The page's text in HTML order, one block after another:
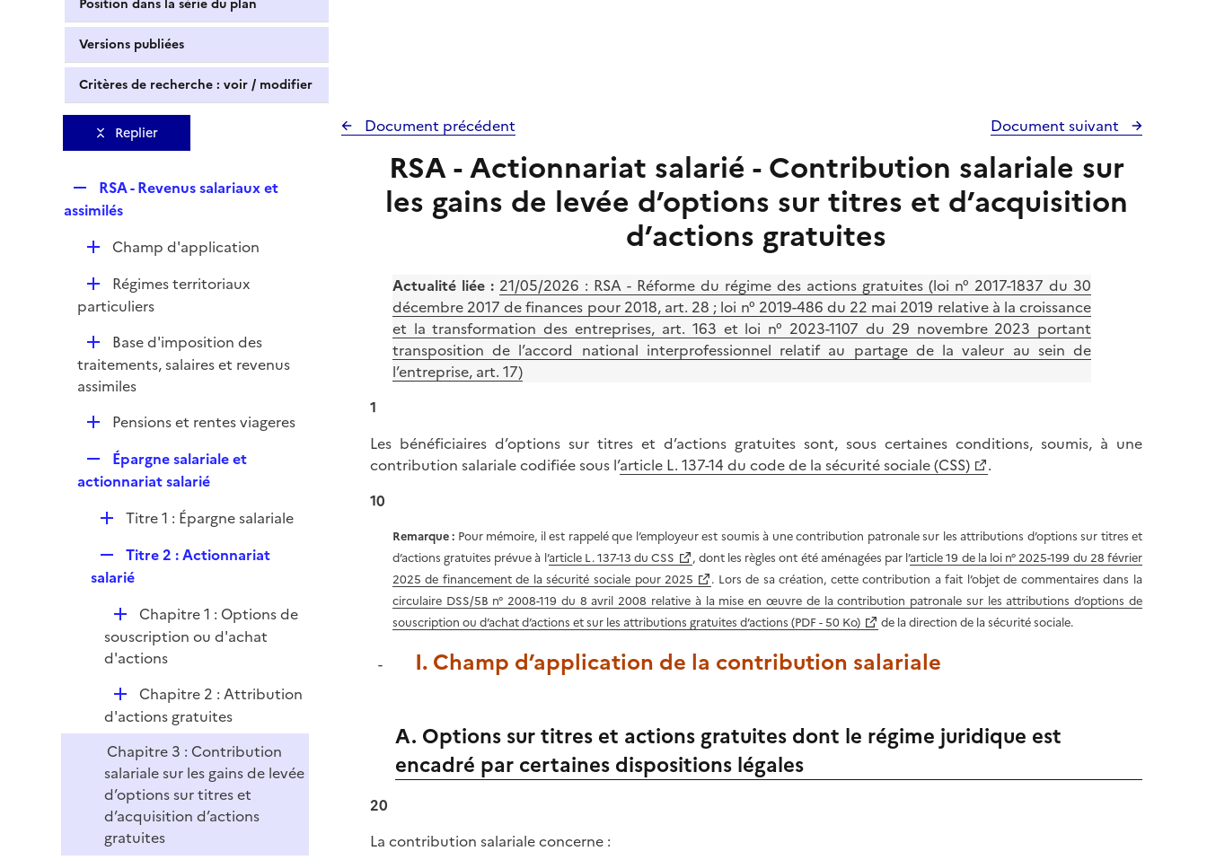
Position dans la série du plan
Versions publiées
Critères de recherche : voir / modifier
Replier
e
l
i
e
r
RSA - Revenus salariaux et
assimilés
D
l
r
Champ d'application
D
é
i
e
Régimes territoriaux
particuliers
D
é
p
Base d'imposition des
traitements, salaires et revenus
assimiles
D
l
i
e
r
Pensions et rentes viageres
e
l
r
Épargne salariale et
actionnariat salarié
D
l
i
e
r
Titre 1 : Épargne salariale
e
l
i
e
r
Titre 2 : Actionnariat
salarié
D
é
p
e
Chapitre 1 : Options de
souscription ou d'achat
d'actions
D
é
p
l
i
e
r
Chapitre 2 : Attribution
d'actions gratuites
Chapitre 3 : Contribution
salariale sur les gains de levée
d’options sur titres et
d’acquisition d’actions
gratuites
Document précédent Document suivant
RSA - Actionnariat salarié - Contribution salariale sur
les gains de levée d’options sur titres et d’acquisition
d’actions gratuites
Actualité liée : 21/05/2026 : RSA - Réforme du régime des actions gratuites (loi n° 2017-1837 du 30
décembre 2017 de finances pour 2018, art. 28 ; loi n° 2019-486 du 22 mai 2019 relative à la croissance
et la transformation des entreprises, art. 163 et loi n° 2023-1107 du 29 novembre 2023 portant
transposition de l’accord national interprofessionnel relatif au partage de la valeur au sein de
l’entreprise, art. 17)
1
Les bénéficiaires d’options sur titres et d’actions gratuites sont, sous certaines conditions, soumis, à une
contribution salariale codifiée sous l’article L. 137-14 du code de la sécurité sociale (CSS)
.
10
Remarque : Pour mémoire, il est rappelé que l’employeur est soumis à une contribution patronale sur les attributions d’options sur titreset
d’actions gratuites prévue à l’article L. 137-13 du CSS , dont les règles ont été aménagées par l’article 19 de la loi n° 2025-199 du 28 février
2025 de financement de la sécurité sociale pour 2025
. Lors de sa création, cette contribution a fait l’objet de commentaires dans la
circulaire DSS/5B n° 2008-119 du 8 avril 2008 relative à la mise en œuvre de la contribution patronale sur les attributions d’options de
souscription ou d’achat d’actions et sur les attributions gratuites d’actions (PDF - 50 Ko)
de la direction de la sécurité sociale.
I. Champ d’application de la contribution salariale
A. Options sur titres et actions gratuites dont le régime juridique est
encadré par certaines dispositions légales
20
La contribution salariale concerne :